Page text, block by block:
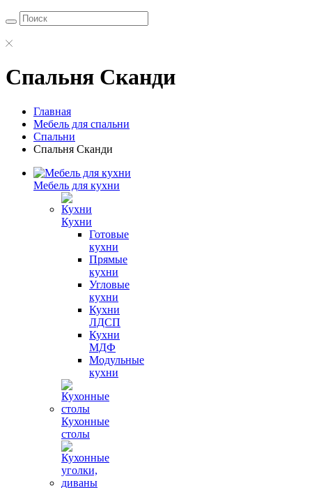
Спальня Сканди
Главная
Мебель для спальни
Спальни
Спальня Сканди
Мебель для кухни
Кухни
Готовые
кухни
Прямые
кухни
Угловые
кухни
Кухни
ЛДСП
Кухни
МДФ
Модульные
кухни
Кухонные
столы